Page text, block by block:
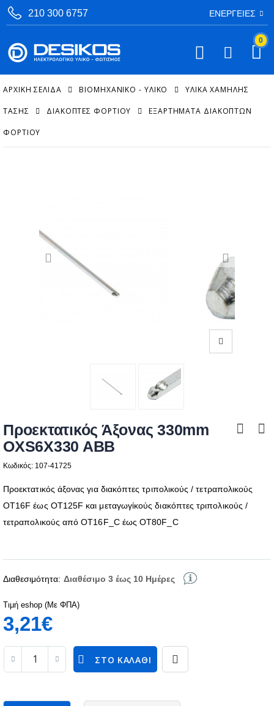
210 300 6757 ΕΝΈΡΓΕΙΕΣ
0
ΑΡΧΙΚΉ ΣΕΛΊΔΑ ΒΙΟΜΗΧΑΝΙΚΟ - ΥΛΙΚΟ ΥΛΙΚΆ ΧΑΜΗΛΉΣ
ΤΆΣΗΣ ΔΙΑΚΌΠΤΕΣ ΦΟΡΤΊΟΥ ΕΞΑΡΤΉΜΑΤΑ ΔΙΑΚΟΠΤΏΝ
ΦΟΡΤΊΟΥ
Προεκτατικός Άξονας 330mm
OXS6X330 ABB
Κωδικός: 107-41725
Προεκτατικός άξονας για διακόπτες τριπολικούς / τετραπολικούς
ΟΤ16F έως ΟΤ125F και μεταγωγίκούς διακόπτες τριπολικούς /
τετραπολικούς από ΟΤ16F_C έως ΟΤ80F_C
Διαθεσιμότητα: Διαθέσιμο 3 έως 10 Ημέρες
Τιμή eshop (Με ΦΠΑ)
3,21€
ΣΤΟ ΚΑΛΆΘΙ